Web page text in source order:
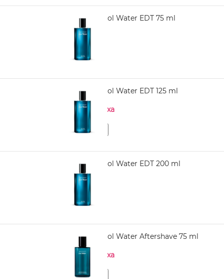
DAVIDOFF Cool Water EDT 75 ml
1.980,00
DAVIDOFF Cool Water EDT 125 ml
Нема на залиха
DAVIDOFF Cool Water EDT 200 ml
3.220,00
DAVIDOFF Cool Water Aftershave 75 ml
Нема на залиха